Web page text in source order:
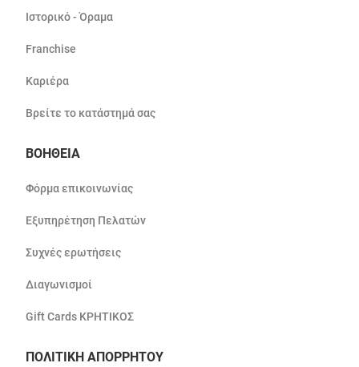
Ιστορικό - Όραμα
Franchise
Καριέρα
Βρείτε το κατάστημά σας
ΒΟΗΘΕΙΑ
Φόρμα επικοινωνίας
Εξυπηρέτηση Πελατών
Συχνές ερωτήσεις
Διαγωνισμοί
Gift Cards ΚΡΗΤΙΚΟΣ
ΠΟΛΙΤΙΚΗ ΑΠΟΡΡΗΤΟΥ